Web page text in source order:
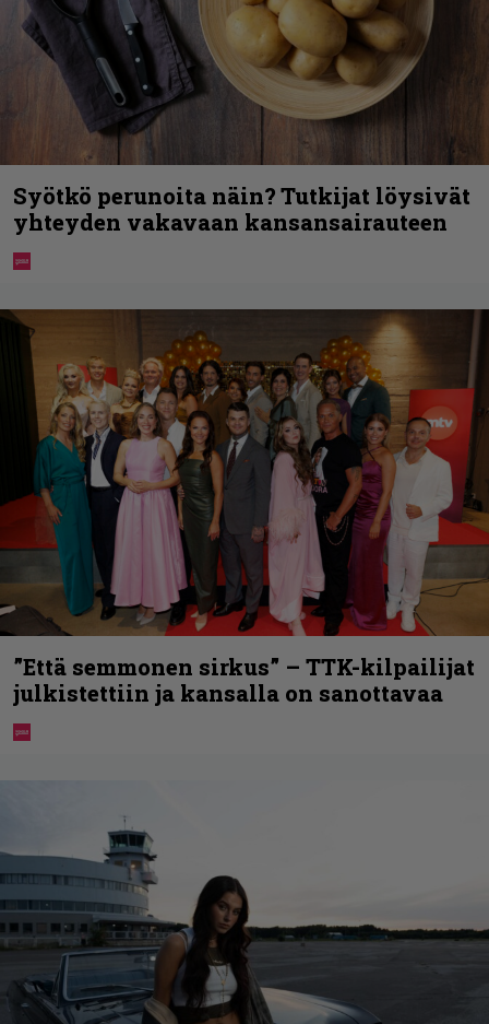
Syötkö perunoita näin? Tutkijat löysivät
yhteyden vakavaan kansansairauteen
”Että semmonen sirkus” – TTK-kilpailijat
julkistettiin ja kansalla on sanottavaa